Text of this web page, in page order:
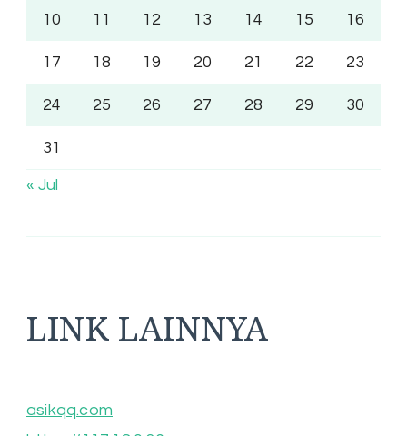
10 11 12 13 14 15 16
17 18 19 20 21 22 23
24 25 26 27 28 29 30
31
« Jul
LINK LAINNYA
asikqq.com